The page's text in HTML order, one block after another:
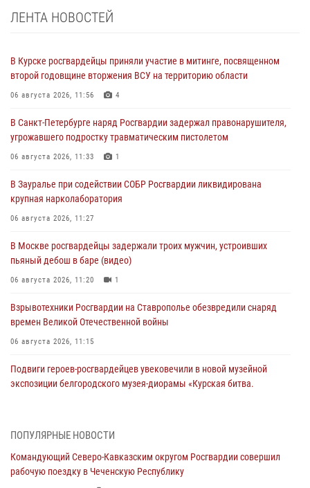
ЛЕНТА НОВОСТЕЙ
В Курске росгвардейцы приняли участие в митинге, посвященном
второй годовщине вторжения ВСУ на территорию области
06 августа 2026, 11:56 4
В Санкт-Петербурге наряд Росгвардии задержал правонарушителя,
угрожавшего подростку травматическим пистолетом
06 августа 2026, 11:33 1
В Зауралье при содействии СОБР Росгвардии ликвидирована
крупная нарколаборатория
06 августа 2026, 11:27
В Москве росгвардейцы задержали троих мужчин, устроивших
пьяный дебош в баре (видео)
06 августа 2026, 11:20 1
Взрывотехники Росгвардии на Ставрополье обезвредили снаряд
времен Великой Отечественной войны
06 августа 2026, 11:15
Подвиги героев‑росгвардейцев увековечили в новой музейной
экспозиции белгородского музея‑диорамы «Курская битва.
матче в Москве обеспечила Росгвардия (видео)
06 августа 2026, 10:13
ПОПУЛЯРНЫЕ НОВОСТИ
Командующий Северо-Кавказским округом Росгвардии совершил
рабочую поездку в Чеченскую Республику